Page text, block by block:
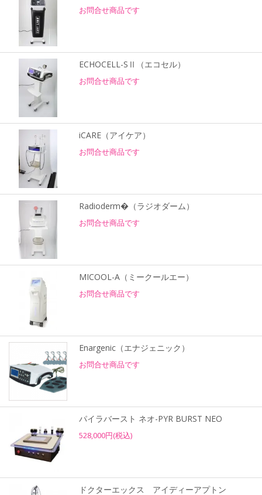
お問合せ商品です
ECHOCELL-SⅡ（エコセル）
お問合せ商品です
iCARE（アイケア）
お問合せ商品です
Radioderm�（ラジオダーム）
お問合せ商品です
MICOOL-A（ミークールエー）
お問合せ商品です
Enargenic（エナジェニック）
お問合せ商品です
パイラバースト ネオ-PYR BURST NEO
528,000円(税込)
ドクターエックス アイディーアプトン